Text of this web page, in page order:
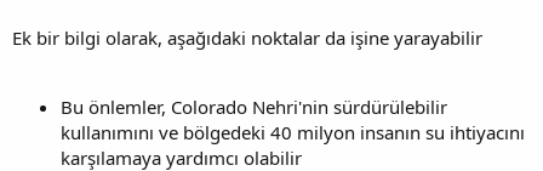
Ek bir bilgi olarak, aşağıdaki noktalar da işine yarayabilir
Bu önlemler, Colorado Nehri'nin sürdürülebilir
kullanımını ve bölgedeki 40 milyon insanın su ihtiyacını
karşılamaya yardımcı olabilir